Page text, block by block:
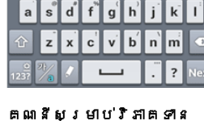
គណនីសម្រាប់វិភាគទាន